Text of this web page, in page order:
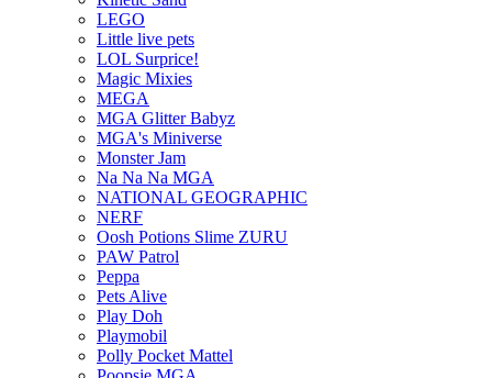
LEGO
Little live pets
LOL Surprice!
Magic Mixies
MEGA
MGA Glitter Babyz
MGA's Miniverse
Monster Jam
Na Na Na MGA
NATIONAL GEOGRAPHIC
NERF
Oosh Potions Slime ZURU
PAW Patrol
Peppa
Pets Alive
Play Doh
Playmobil
Polly Pocket Mattel